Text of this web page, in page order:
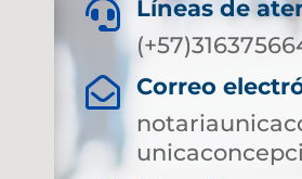

Líneas de

Correo